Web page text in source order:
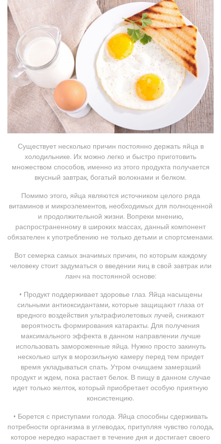
Существует несколько причин постоянно держать яйца в
холодильнике. Их можно легко и быстро приготовить
множеством способов, именно из этого продукта получается
вкусный завтрак, богатый волокнами и белком.
Помимо этого, яйца являются источником целого ряда
витаминов и микроэлементов, необходимых для полноценной
и продолжительной жизни. Вопреки мнению,
распространенному в широких массах, данный компонент
обязателен к употреблению не только детьми и спортсменами.
Вот семерка самых значимых причин, по которым каждому
человеку стоит задуматься о введении яиц в свой завтрак или
ланч на постоянной основе:
• Продукт поддерживает здоровье глаз. Яйца насыщены
сильными антиоксидантами, которые защищают глаза от
вредного воздействия ультрафиолетовых лучей, снижают
вероятность формирования катаракты. Для получения
максимального эффекта в данном направлении лучше
использовать замороженные яйца. Нужно просто закинуть
несколько штук в морозильную камеру перед тем придет
время укладываться спать. Утром очищаем замерзший
продукт и ждем, пока растает белок. В пищу в данном случае
идет только желток, который приобретает особую приятную
консистенцию.
• Борется с приступами голода. Яйца способны сдерживать
потребности организма в углеводах, притупляя чувство голода,
которое нередко нарастает в течение дня и достигает своего